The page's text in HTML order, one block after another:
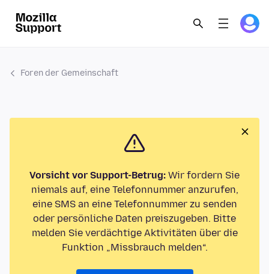
Foren der Gemeinschaft
Vorsicht vor Support-Betrug: Wir fordern Sie
niemals auf, eine Telefonnummer anzurufen,
eine SMS an eine Telefonnummer zu senden
oder persönliche Daten preiszugeben. Bitte
melden Sie verdächtige Aktivitäten über die
Funktion „Missbrauch melden“.